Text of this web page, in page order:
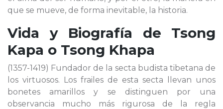
que se mueve, de forma inevitable, la historia.
Vida y Biografía de Tsong
Kapa o Tsong Khapa
(1357-1419) Fundador de la secta budista tibetana de
los virtuosos. Los frailes de esta secta llevan unos
bonetes amarillos y se distinguen por una
observancia mucho más rigurosa de la regla